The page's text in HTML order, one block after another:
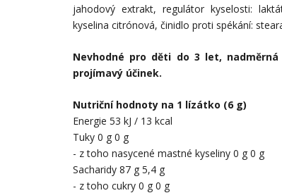
jahodový extrakt, regulátor kyselosti:
kyselina citrónová, činidlo proti spékání:
Nevhodné pro děti do 3 let,
projímavý účinek.
Nutriční hodnoty na 1 lízátko (6 g)
Energie 53 kJ / 13 kcal
Tuky 0 g 0 g
- z toho nasycené mastné kyseliny 0 g 0 g
Sacharidy 87 g 5,4 g
- z toho cukry 0 g 0 g